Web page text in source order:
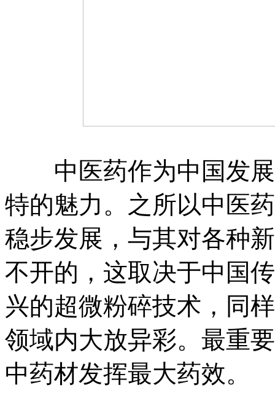
中医药作为中国发展
特的魅力。之所以中医
稳步发展，与其对各种
不开的，这取决于中国
兴的超微粉碎技术，同
领域内大放异彩。最重
中药材发挥最大药效。